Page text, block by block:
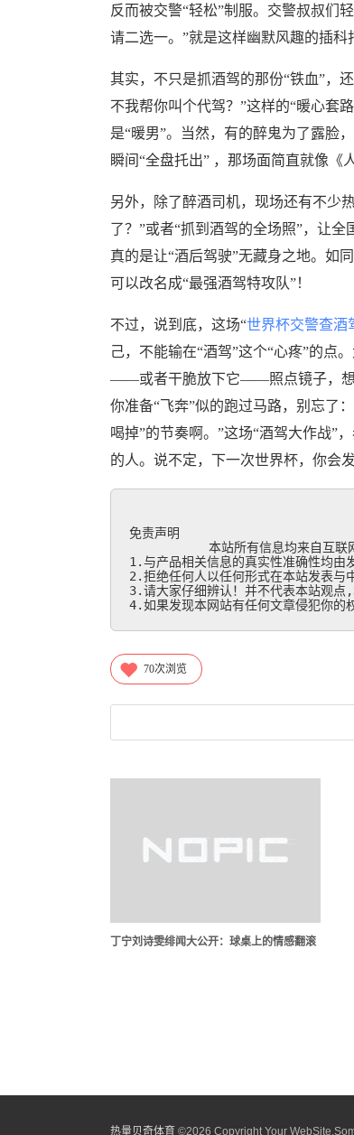
反而被交警“轻松”制服。交警叔叔们
请二选一。”就是这样幽默风趣的插科
其实，不只是抓酒驾的那份“铁血”，
不我帮你叫个代驾？”这样的“暖心套
是“暖男”。当然，有的醉鬼为了露脸
瞬间“全盘托出” ，那场面简直就像《
另外，除了醉酒司机，现场还有不少
了？”或者“抓到酒驾的全场照”，让
真的是让“酒后驾驶”无藏身之地。如
可以改名成“最强酒驾特攻队”！
不过，说到底，这场“世界杯交警查酒
己，不能输在“酒驾”这个“心疼”的点
——或者干脆放下它——照点镜子，想
你准备“飞奔”似的跑过马路，别忘了
喝掉”的节奏啊。”这场“酒驾大作战”
的人。说不定，下一次世界杯，你会
免责声明
本站所有信息均来自互联网
1.与产品相关信息的真实性准确性均由
2.拒绝任何人以任何形式在本站发表与
3.请大家仔细辨认！并不代表本站观点,
4.如果发现本网站有任何文章侵犯你
70次浏览
丁宁刘诗雯绯闻大公开：球桌上的情感翻滚
热量贝奇体育 ©2026 Copyright Your